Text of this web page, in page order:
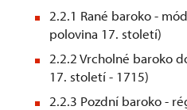
2.2.1 Rané baroko -
polovina 17. století)
2.2.2 Vrcholné baroko
17. století - 1715)
2.2.3 Pozdní baroko -